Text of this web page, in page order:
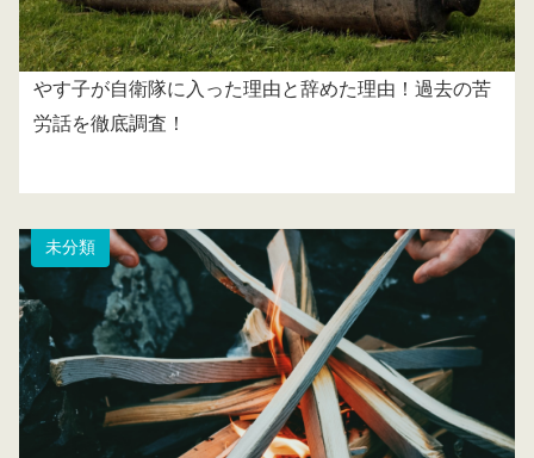
やす子が自衛隊に入った理由と辞めた理由！過去の苦
労話を徹底調査！
未分類